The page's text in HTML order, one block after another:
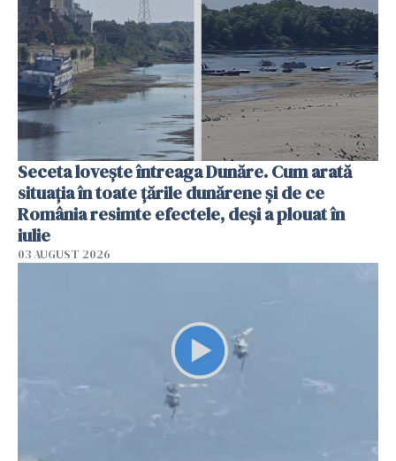
Seceta lovește întreaga Dunăre. Cum arată
situația în toate țările dunărene și de ce
România resimte efectele, deși a plouat în
iulie
03 AUGUST 2026